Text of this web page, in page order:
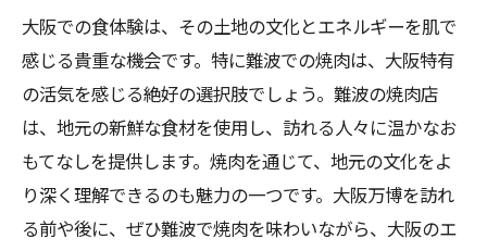
大阪での食体験は、その土地の文化とエネルギーを肌で
感じる貴重な機会です。特に難波での焼肉は、大阪特有
の活気を感じる絶好の選択肢でしょう。難波の焼肉店
は、地元の新鮮な食材を使用し、訪れる人々に温かなお
もてなしを提供します。焼肉を通じて、地元の文化をよ
り深く理解できるのも魅力の一つです。大阪万博を訪れ
る前や後に、ぜひ難波で焼肉を味わいながら、大阪のエ